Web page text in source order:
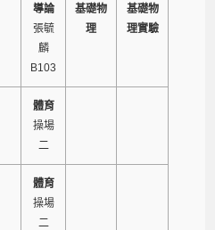
導論
張毓
麟
B103
基礎物
理
基礎物
理實驗
體育
操場
二
體育
操場
二